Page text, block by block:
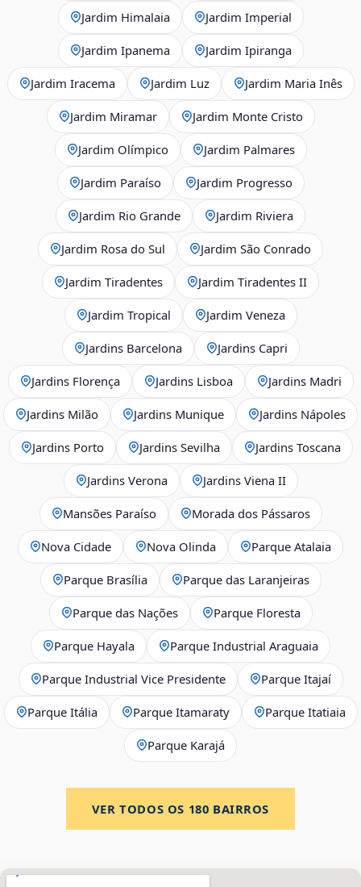
Jardim Himalaia Jardim Imperial
Jardim Ipanema Jardim Ipiranga
Jardim Iracema Jardim Luz Jardim Maria Inês
Jardim Miramar Jardim Monte Cristo
Jardim Olímpico Jardim Palmares
Jardim Paraíso Jardim Progresso
Jardim Rio Grande Jardim Riviera
Jardim Rosa do Sul Jardim São Conrado
Jardim Tiradentes Jardim Tiradentes II
Jardim Tropical Jardim Veneza
Jardins Barcelona Jardins Capri
Jardins Florença Jardins Lisboa Jardins Madri
Jardins Milão Jardins Munique Jardins Nápoles
Jardins Porto Jardins Sevilha Jardins Toscana
Jardins Verona Jardins Viena II
Mansões Paraíso Morada dos Pássaros
Nova Cidade Nova Olinda Parque Atalaia
Parque Brasília Parque das Laranjeiras
Parque das Nações Parque Floresta
Parque Hayala Parque Industrial Araguaia
Parque Industrial Vice Presidente Parque Itajaí
Parque Itália Parque Itamaraty Parque Itatiaia
Parque Karajá
VER TODOS OS 180 BAIRROS